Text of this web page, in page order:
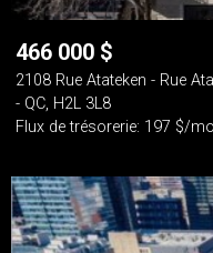
466 000 $
2108 Rue Atateken - Rue
- QC, H2L 3L8
Flux de trésorerie: 197 $/